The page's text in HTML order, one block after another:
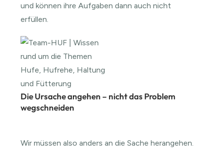
und können ihre Aufgaben dann auch nicht
erfüllen.
Die Ursache angehen – nicht das Problem
wegschneiden
Wir müssen also anders an die Sache herangehen.